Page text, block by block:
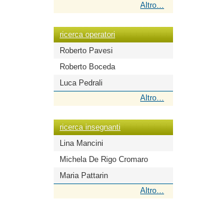
scuole
-
Altro…
ricerca operatori
Roberto Pavesi
Roberto Boceda
Luca Pedrali
operatori
-
Altro…
ricerca insegnanti
Lina Mancini
Michela De Rigo Cromaro
Maria Pattarin
insegnanti
Altro…